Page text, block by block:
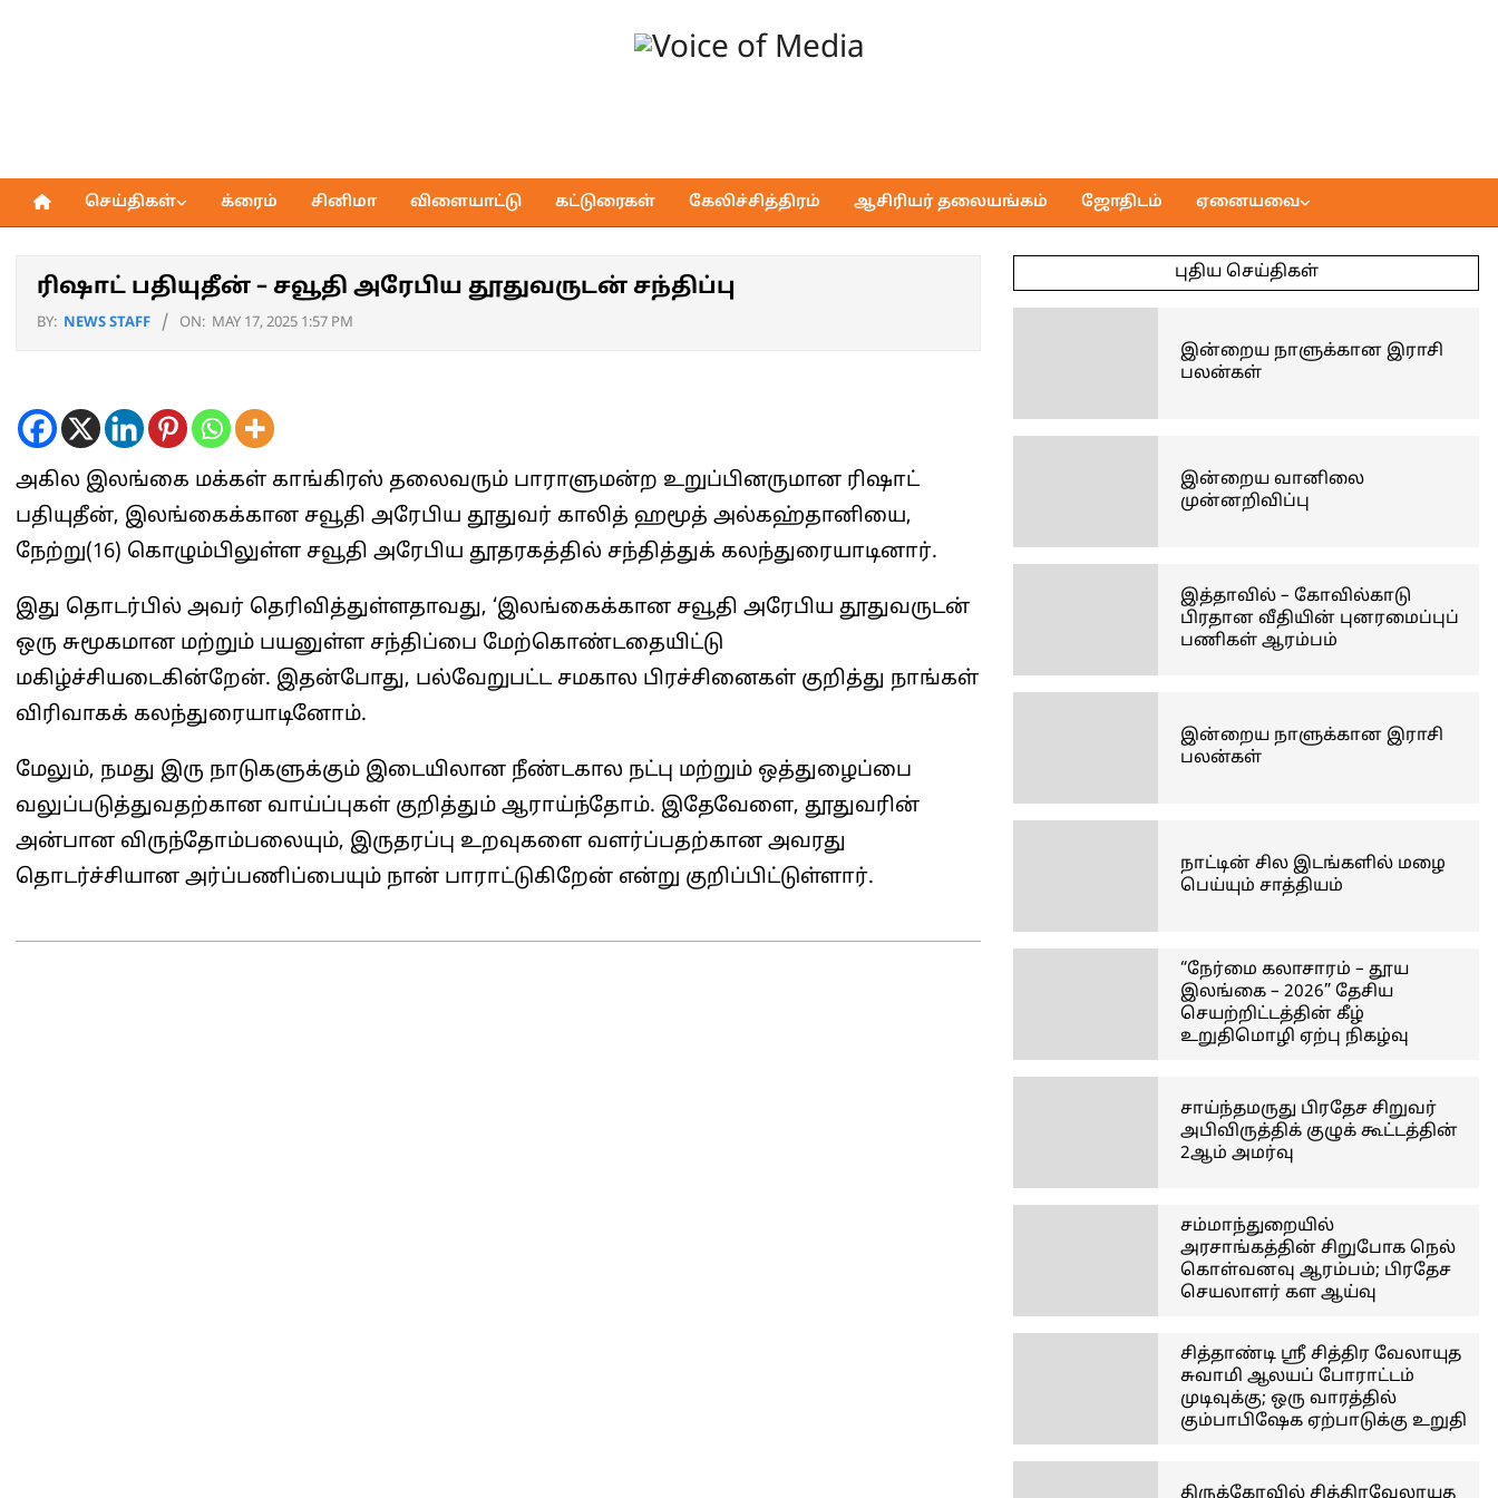
of
Media
Primary
செய்திகள் க்ரைம் சினிமா விளையாட்டு கட்டுரைகள் கேலிச்சித்திரம் ஆசிரியர் தலையங்கம் ஜோதிடம் ஏனையவை
ரிஷாட் பதியுதீன் – சவூதி அரேபிய தூதுவருடன் சந்திப்பு
BY: NEWS STAFF ON: MAY 17, 2025 1:57 PM
அகில இலங்கை மக்கள் காங்கிரஸ் தலைவரும் பாராளுமன்ற உறுப்பினருமான ரிஷாட்
பதியுதீன், இலங்கைக்கான சவூதி அரேபிய தூதுவர் காலித் ஹமூத் அல்கஹ்தானியை,
நேற்று(16) கொழும்பிலுள்ள சவூதி அரேபிய தூதரகத்தில் சந்தித்துக் கலந்துரையாடினார்.
இது தொடர்பில் அவர் தெரிவித்துள்ளதாவது, ‘இலங்கைக்கான சவூதி அரேபிய தூதுவருடன்
ஒரு சுமூகமான மற்றும் பயனுள்ள சந்திப்பை மேற்கொண்டதையிட்டு
மகிழ்ச்சியடைகின்றேன். இதன்போது, பல்வேறுபட்ட சமகால பிரச்சினைகள் குறித்து நாங்கள்
விரிவாகக் கலந்துரையாடினோம்.
மேலும், நமது இரு நாடுகளுக்கும் இடையிலான நீண்டகால நட்பு மற்றும் ஒத்துழைப்பை
வலுப்படுத்துவதற்கான வாய்ப்புகள் குறித்தும் ஆராய்ந்தோம். இதேவேளை, தூதுவரின்
அன்பான விருந்தோம்பலையும், இருதரப்பு உறவுகளை வளர்ப்பதற்கான அவரது
தொடர்ச்சியான அர்ப்பணிப்பையும் நான் பாராட்டுகிறேன் என்று குறிப்பிட்டுள்ளார்.
புதிய செய்திகள்
இன்றைய நாளுக்கான இராசி
பலன்கள்
இன்றைய வானிலை
முன்னறிவிப்பு
இத்தாவில் – கோவில்காடு
பிரதான வீதியின் புனரமைப்புப்
பணிகள் ஆரம்பம்
இன்றைய நாளுக்கான இராசி
பலன்கள்
நாட்டின் சில இடங்களில் மழை
பெய்யும் சாத்தியம்
“நேர்மை கலாசாரம் – தூய
இலங்கை – 2026” தேசிய
செயற்றிட்டத்தின் கீழ்
உறுதிமொழி ஏற்பு நிகழ்வு
சாய்ந்தமருது பிரதேச சிறுவர்
அபிவிருத்திக் குழுக் கூட்டத்தின்
2ஆம் அமர்வு
சம்மாந்துறையில்
அரசாங்கத்தின் சிறுபோக நெல்
கொள்வனவு ஆரம்பம்; பிரதேச
செயலாளர் கள ஆய்வு
சித்தாண்டி ஸ்ரீ சித்திர வேலாயுத
சுவாமி ஆலயப் போராட்டம்
முடிவுக்கு; ஒரு வாரத்தில்
கும்பாபிஷேக ஏற்பாடுக்கு உறுதி